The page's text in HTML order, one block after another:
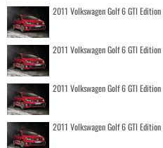
2011 Volkswagen Golf 6 GTI
2011 Volkswagen Golf 6 GTI
2011 Volkswagen Golf 6 GTI
2011 Volkswagen Golf 6 GTI